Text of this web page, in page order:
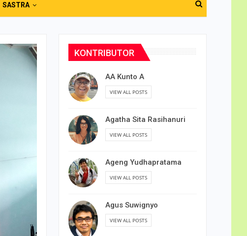
SASTRA
KONTRIBUTOR
AA Kunto A
VIEW ALL POSTS
Agatha Sita Rasihanuri
VIEW ALL POSTS
Ageng Yudhapratama
VIEW ALL POSTS
Agus Suwignyo
VIEW ALL POSTS